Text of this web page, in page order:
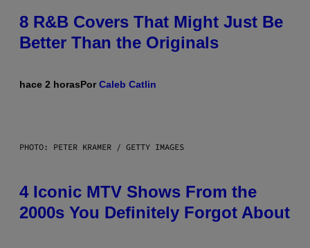
8 R&B Covers That Might Just Be
Better Than the Originals
hace 2 horasPorCaleb Catlin
PHOTO: PETER KRAMER / GETTY IMAGES
4 Iconic MTV Shows From the
2000s You Definitely Forgot About